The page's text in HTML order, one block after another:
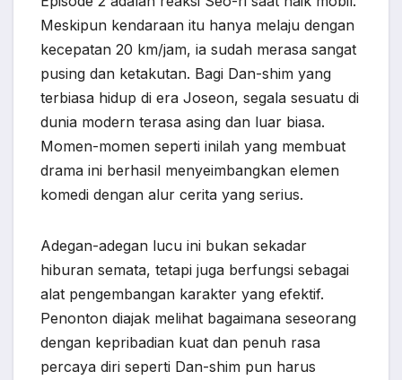
Meskipun kendaraan itu hanya melaju dengan
kecepatan 20 km/jam, ia sudah merasa sangat
pusing dan ketakutan. Bagi Dan-shim yang
terbiasa hidup di era Joseon, segala sesuatu di
dunia modern terasa asing dan luar biasa.
Momen-momen seperti inilah yang membuat
drama ini berhasil menyeimbangkan elemen
komedi dengan alur cerita yang serius.
Adegan-adegan lucu ini bukan sekadar
hiburan semata, tetapi juga berfungsi sebagai
alat pengembangan karakter yang efektif.
Penonton diajak melihat bagaimana seseorang
dengan kepribadian kuat dan penuh rasa
percaya diri seperti Dan-shim pun harus